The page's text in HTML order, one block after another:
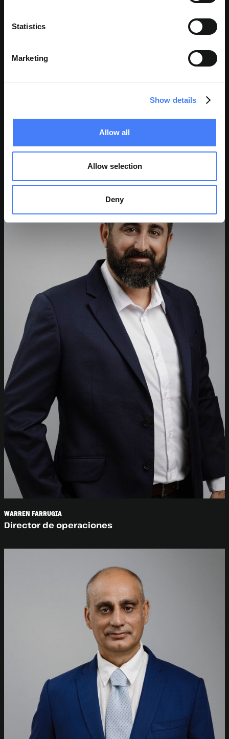
Statistics
Marketing
Show details
Allow all
Allow selection
Deny
Director
WARREN FARRUGIA
Director de operaciones